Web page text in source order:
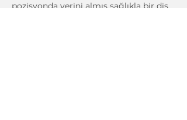
pozisyonda yerini almış sağlıkla bir diş